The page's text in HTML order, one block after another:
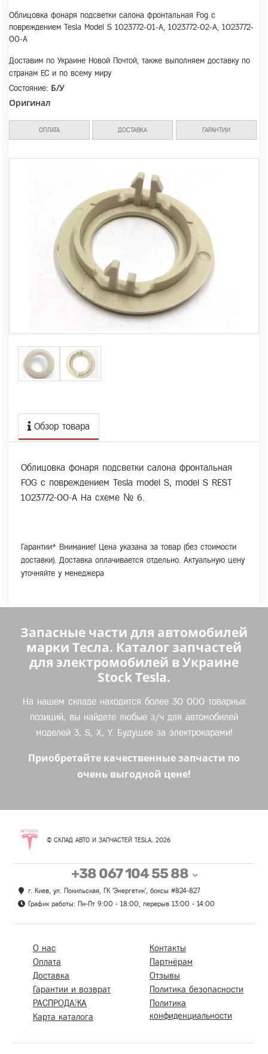
Облицовка фонаря подсветки салона фронтальная Fog с
повреждением Tesla Model S 1023772-01-A, 1023772-02-A, 1023772-
00-A
Доставим по Украине Новой Почтой, также выполняем доставку по
странам ЕС и по всему миру
Состояние: Б/У
Оригинал
ОПЛАТА ДОСТАВКА ГАРАНТИИ
Обзор товара
Облицовка фонаря подсветки салона фронтальная
FOG с повреждением Tesla model S, model S REST
1023772-00-A На схеме № 6.
Гарантии* Внимание! Цена указана за товар (без стоимости
доставки). Доставка оплачивается отдельно. Актуальную цену
уточняйте у менеджера
Запасные части для автомобилей
марки Тесла. Каталог запчастей
для электромобилей в Украине
Stock Tesla.
На нашем складе находится более 30 000 товарных
позиций, вы найдете любые з/ч для автомобилей
моделей 3, S, X, Y. Будущее за электрокарами!
Приобретайте качественные запчасти по
очень выгодной цене!
© СКЛАД АВТО И ЗАПЧАСТЕЙ TESLA, 2026
+38 067 104 55 88
г. Киев, ул. Покильская, ГК 'Энергетик', боксы #824-827
График работы: Пн-Пт 9:00 - 18:00, перерыв 13:00 - 14:00
О нас
Оплата
Доставка
Гарантии и возврат
РАСПРОДАЖА
Карта каталога
Контакты
Партнёрам
Отзывы
Политика безопасности
Политика
конфиденциальности